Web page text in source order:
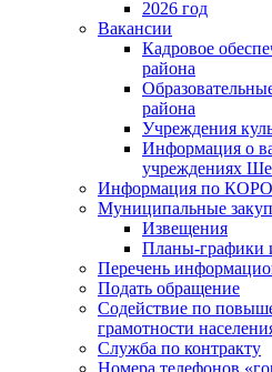
2026 год
Вакансии
Кадровое
района
района
Учреждения
Информация о
учреждениях
Информация по
Муниципальные
Извещения
Планы-графики
Перечень
Подать обращение
Содействие по
грамотности
Служба по контракту
Номера телефонов